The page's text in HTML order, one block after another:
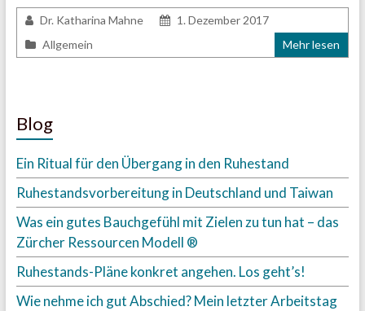
Dr. Katharina Mahne
1. Dezember 2017
Allgemein
Mehr lesen
Blog
Ein Ritual für den Übergang in den Ruhestand
Ruhestandsvorbereitung in Deutschland und Taiwan
Was ein gutes Bauchgefühl mit Zielen zu tun hat – das
Zürcher Ressourcen Modell ®
Ruhestands-Pläne konkret angehen. Los geht’s!
Wie nehme ich gut Abschied? Mein letzter Arbeitstag